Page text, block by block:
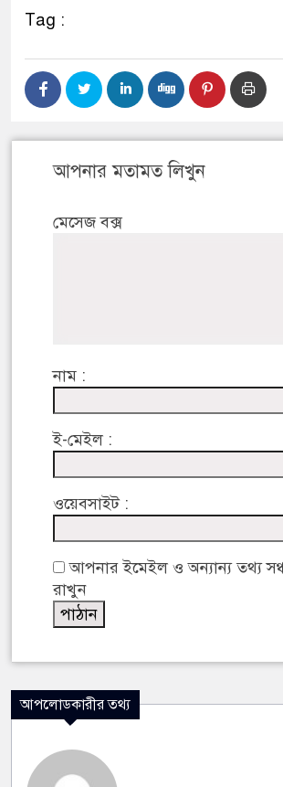
Tag :
আপনার মতামত লিখুন
মেসেজ বক্স
নাম :
ই-মেইল :
ওয়েবসাইট :
আপনার ইমেইল ও অন্যান্য তথ্য
রাখুন
আপলোডকারীর তথ্য